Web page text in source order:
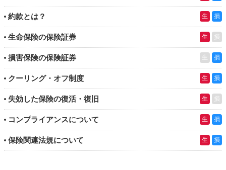
約款とは？ 生 損
生命保険の保険証券 生 損
損害保険の保険証券 生 損
クーリング・オフ制度 生 損
失効した保険の復活・復旧 生 損
コンプライアンスについて 生 損
保険関連法規について 生 損